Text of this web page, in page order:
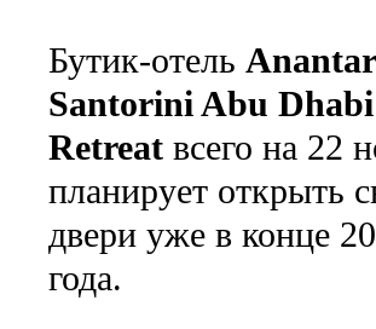
Бутик-отель
Santorini Abu Dhabi
Retreat всего на 22
планирует открыть
двери уже в конце
года.